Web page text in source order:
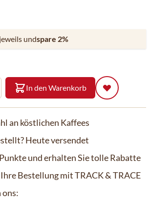
jeweils undspare 2%
In den Warenkorb
an köstlichen Kaffees
Heute versendet
und erhalten Sie tolle Rabatte
Bestellung mit TRACK & TRACE